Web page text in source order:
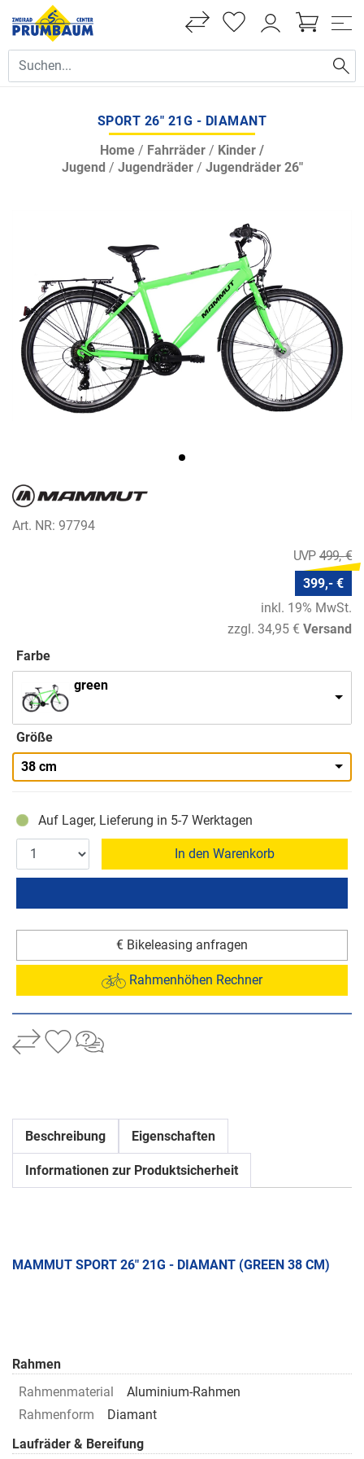
SPORT 26" 21G - DIAMANT
Home / Fahrräder / Kinder /
Jugend / Jugendräder/ Jugendräder 26"
Art. NR: 97794
499,- €
399,- €
inkl. 19% MwSt.
zzgl. 34,95 € Versand
Farbe
green
Größe
38 cm
Auf Lager, Lieferung in 5-7 Werktagen
In den Warenkorb
€ Bikeleasing anfragen
Rahmenhöhen Rechner
Beschreibung Eigenschaften
Informationen zur Produktsicherheit
MAMMUT SPORT 26" 21G - DIAMANT (GREEN 38 CM)
Rahmen
Rahmenmaterial
Aluminium-Rahmen
Rahmenform
Diamant
Laufräder & Bereifung